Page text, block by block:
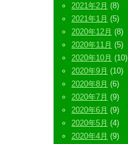
2021年2月 (8)
2021年1月 (5)
2020年12月 (8)
2020年11月 (5)
2020年10月 (10)
2020年9月 (10)
2020年8月 (6)
2020年7月 (9)
2020年6月 (9)
2020年5月 (4)
2020年4月 (9)